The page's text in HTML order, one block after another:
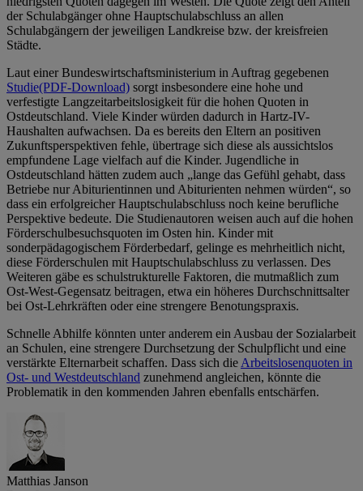
der Schulabgänger ohne Hauptschulabschluss an allen
Schulabgängern der jeweiligen Landkreise bzw. der kreisfreien
Städte.
Laut einer Bundeswirtschaftsministerium in Auftrag gegebenen
Studie(PDF-Download) sorgt insbesondere eine hohe und
verfestigte Langzeitarbeitslosigkeit für die hohen Quoten in
Ostdeutschland. Viele Kinder würden dadurch in Hartz-IV-
Haushalten aufwachsen. Da es bereits den Eltern an positiven
Zukunftsperspektiven fehle, übertrage sich diese als aussichtslos
empfundene Lage vielfach auf die Kinder. Jugendliche in
Ostdeutschland hätten zudem auch „lange das Gefühl gehabt, dass
Betriebe nur Abiturientinnen und Abiturienten nehmen würden“, so
dass ein erfolgreicher Hauptschulabschluss noch keine berufliche
Perspektive bedeute. Die Studienautoren weisen auch auf die hohen
Förderschulbesuchsquoten im Osten hin. Kinder mit
sonderpädagogischem Förderbedarf, gelinge es mehrheitlich nicht,
diese Förderschulen mit Hauptschulabschluss zu verlassen. Des
Weiteren gäbe es schulstrukturelle Faktoren, die mutmaßlich zum
Ost-West-Gegensatz beitragen, etwa ein höheres Durchschnittsalter
bei Ost-Lehrkräften oder eine strengere Benotungspraxis.
Schnelle Abhilfe könnten unter anderem ein Ausbau der Sozialarbeit
an Schulen, eine strengere Durchsetzung der Schulpflicht und eine
verstärkte Elternarbeit schaffen. Dass sich dieArbeitslosenquoten in
Ost- und Westdeutschland zunehmend angleichen, könnte die
Problematik in den kommenden Jahren ebenfalls entschärfen.
Matthias Janson